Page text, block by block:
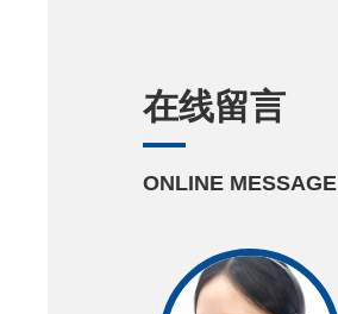
在线留言
ONLINE MESSAGE